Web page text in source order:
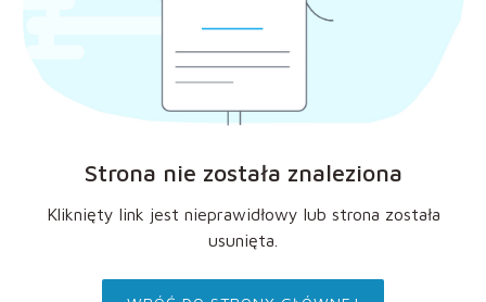
Strona nie została znaleziona
Kliknięty link jest nieprawidłowy lub strona została
usunięta.